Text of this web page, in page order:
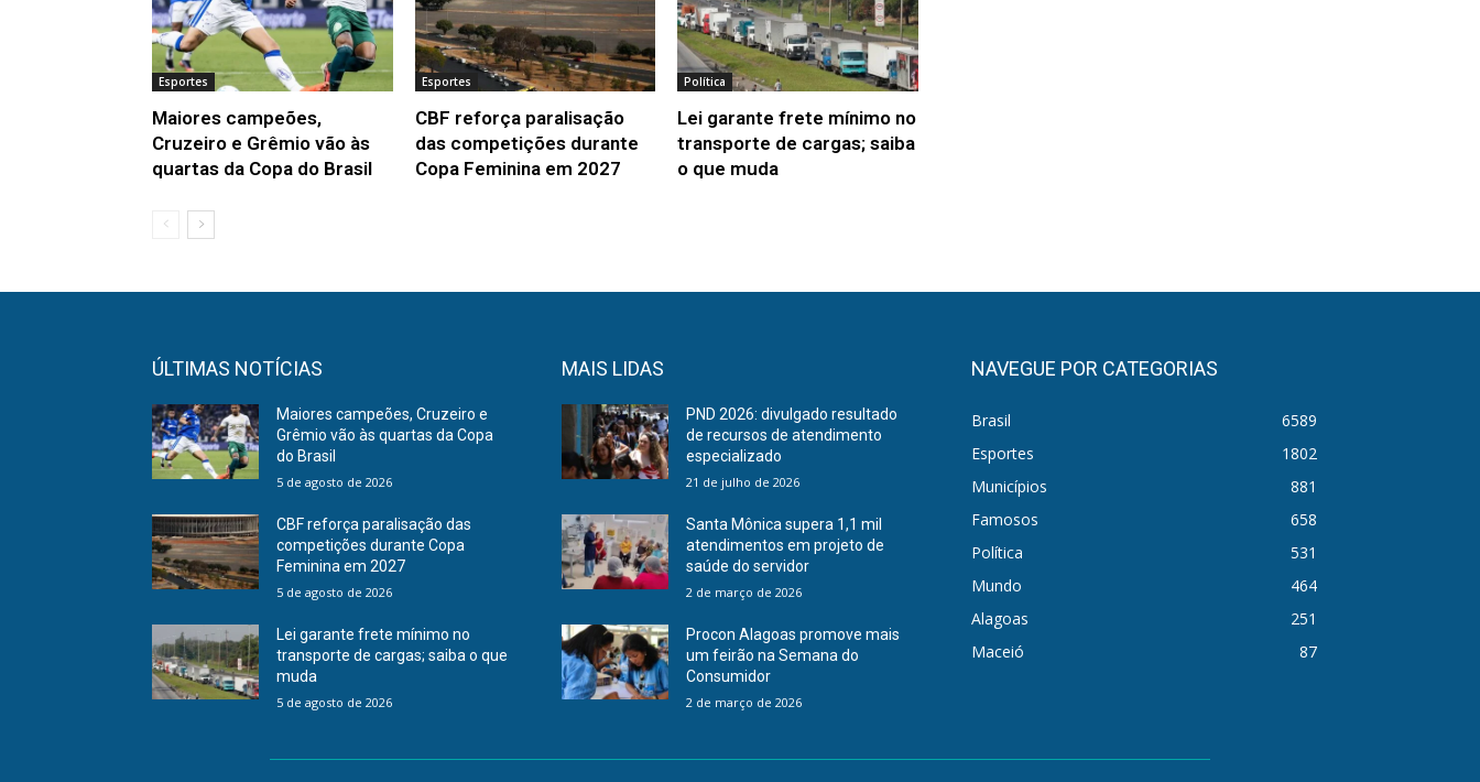
Esportes
Maiores campeões,
Cruzeiro e Grêmio vão às
quartas da Copa do Brasil
Esportes
CBF reforça paralisação
das competições durante
Copa Feminina em 2027
Política
Lei garante frete mínimo no
transporte de cargas; saiba
o que muda
ÚLTIMAS NOTÍCIAS
Maiores campeões, Cruzeiro e
Grêmio vão às quartas da Copa
do Brasil
5 de agosto de 2026
CBF reforça paralisação das
competições durante Copa
Feminina em 2027
5 de agosto de 2026
Lei garante frete mínimo no
transporte de cargas; saiba o que
muda
5 de agosto de 2026
MAIS LIDAS
PND 2026: divulgado resultado
de recursos de atendimento
especializado
21 de julho de 2026
Santa Mônica supera 1,1 mil
atendimentos em projeto de
saúde do servidor
2 de março de 2026
Procon Alagoas promove mais
um feirão na Semana do
Consumidor
2 de março de 2026
NAVEGUE POR CATEGORIAS
Brasil
6589
Esportes
1802
Municípios
881
Famosos
658
Política
531
Mundo
464
Alagoas
251
Maceió
87